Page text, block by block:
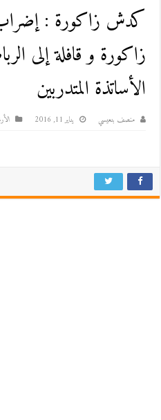
كدش زاكورة : إضراب
زاكورة و قافلة إلى
الأساتذة المتدربين
منصف بنعيسي يناير 11, 2016